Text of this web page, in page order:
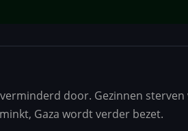
door. Gezinnen
Gaza wordt verder bezet.